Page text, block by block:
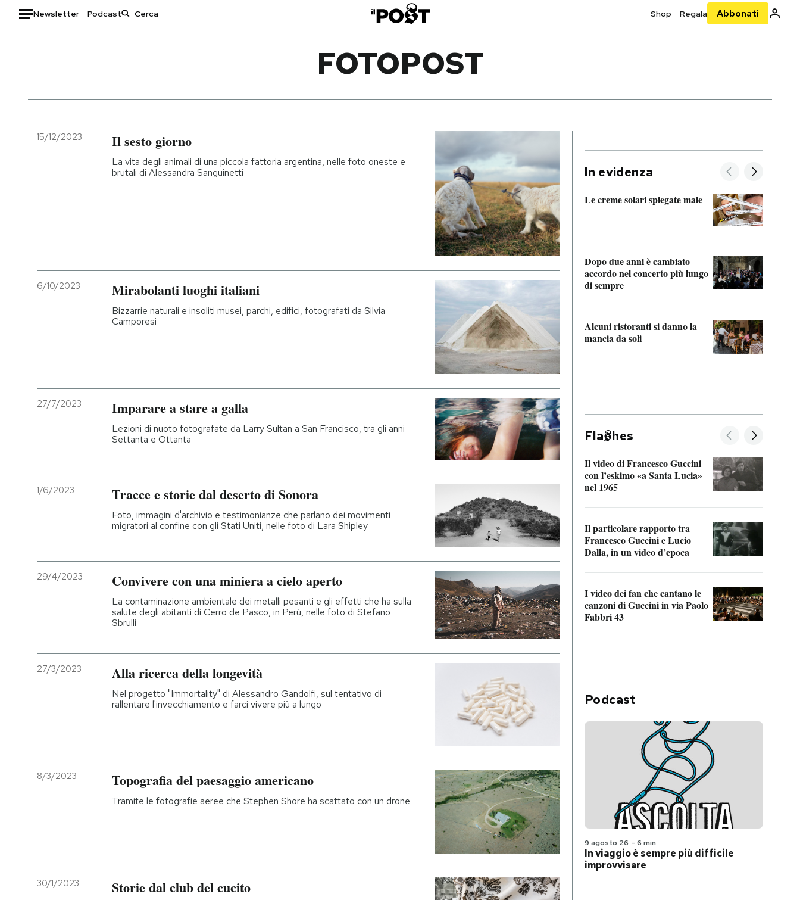
Newsletter Podcast Shop Regala Abbonati
Italia
Politica
Moda
Storie/Idee
Ok Boomer!
PODCAST
SHOP
AREA PERSONALE
FOTOPOST
15/12/2023 Il sesto giorno
La vita degli animali di una piccola fattoria argentina, nelle foto oneste e
brutali di Alessandra Sanguinetti
6/10/2023 Mirabolanti luoghi italiani
Bizzarrie naturali e insoliti musei, parchi, edifici, fotografati da Silvia
Camporesi
27/7/2023 Imparare a stare a galla
Lezioni di nuoto fotografate da Larry Sultan a San Francisco, tra gli anni
Settanta e Ottanta
1/6/2023 Tracce e storie dal deserto di Sonora
Foto, immagini d'archivio e testimonianze che parlano dei movimenti
migratori al confine con gli Stati Uniti, nelle foto di Lara Shipley
29/4/2023 Convivere con una miniera a cielo aperto
La contaminazione ambientale dei metalli pesanti e gli effetti che ha sulla
salute degli abitanti di Cerro de Pasco, in Perù, nelle foto di Stefano
Sbrulli
27/3/2023 Alla ricerca della longevità
Nel progetto "Immortality" di Alessandro Gandolfi, sul tentativo di
rallentare l'invecchiamento e farci vivere più a lungo
8/3/2023 Topografia del paesaggio americano
Tramite le fotografie aeree che Stephen Shore ha scattato con un drone
30/1/2023 Storie dal club del cucito
In evidenza
Le creme solari spiegate male
Dopo due anni è cambiato
accordo nel concerto più lungo
di sempre
Alcuni ristoranti si danno la
mancia da soli
Fla hes
Il video di Francesco Guccini
con l’eskimo «a Santa Lucia»
nel 1965
Il particolare rapporto tra
Francesco Guccini e Lucio
Dalla, in un video d’epoca
I video dei fan che cantano le
canzoni di Guccini in via Paolo
Fabbri 43
Podcast
9 agosto 26 - 6 min
In viaggio è sempre più difficile
improvvisare